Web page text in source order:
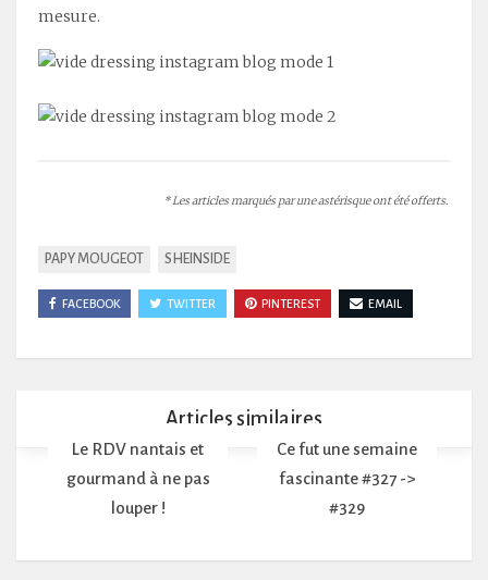
mesure.
* Les articles marqués par une astérisque ont été offerts.
PAPY MOUGEOT SHEINSIDE
FACEBOOK TWITTER PINTEREST EMAIL
Articles similaires
Le RDV nantais et
gourmand à ne pas
louper !
Ce fut une semaine
fascinante #327 ->
#329